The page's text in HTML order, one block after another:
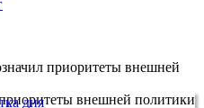
приоритеты внешней
дня